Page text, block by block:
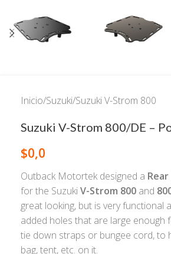
Inicio/Suzuki/Suzuki V-Strom 800
Suzuki V-Strom 800/DE –
$0,0
Outback Motortek designed a
for the SuzukiV-Strom 800 and
great looking, but is very functional
added holes that are large enough
tie down straps or bungee cord, to
bag, tent, etc. on it.